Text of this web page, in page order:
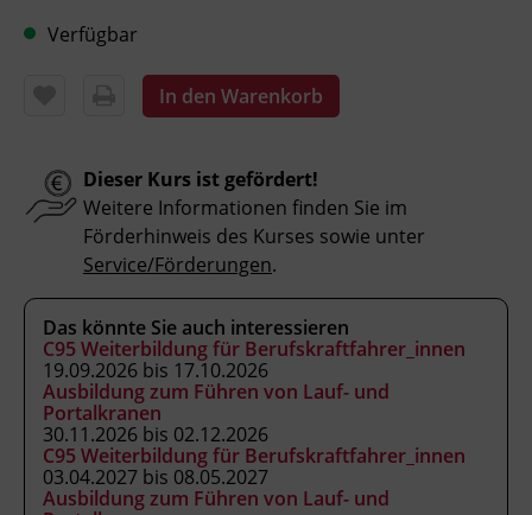
die Verständigungsmöglichkeiten beim
Aufbau und Besonderheiten eines
Fahrzeugkrans beschreiben.
Funktionsprüfungen durchführen und
Sondereinsätze einordnen.
Kursformat
Präsenzunterricht
Leitung
Fachtrainer_in
Abschluss
Verfügbar
In den Warenkorb
Dieser Kurs ist gefördert!
Weitere Informationen finden Sie im
Förderhinweis des Kurses sowie unter
Service/Förderungen.
Das könnte Sie auch interessieren
C95 Weiterbildung für Berufskraftfahrer_innen
19.09.2026 bis 17.10.2026
Ausbildung zum Führen von Lauf- und
Portalkranen
30.11.2026 bis 02.12.2026
C95 Weiterbildung für Berufskraftfahrer_innen
03.04.2027 bis 08.05.2027
Ausbildung zum Führen von Lauf- und